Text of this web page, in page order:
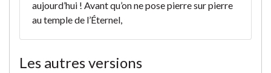
aujourd’hui ! Avant qu’on ne pose pierre sur pierre
au temple de l’Éternel,
Les autres versions